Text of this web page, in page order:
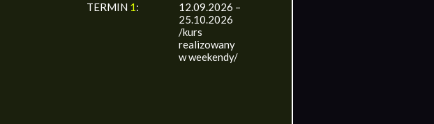
TERMIN 1:
12.09.2026 –
25.10.2026
/kurs
realizowany
w weekendy/